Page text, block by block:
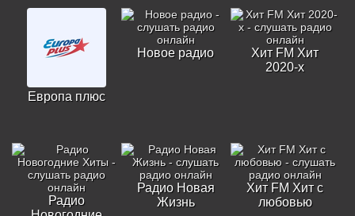
Европа плюс
Новое радио
Хит FM Хит
2020-х
Радио
Радио Новая
Жизнь
Хит FM Хит с
любовью